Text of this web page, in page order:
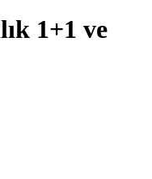
1+1 ve